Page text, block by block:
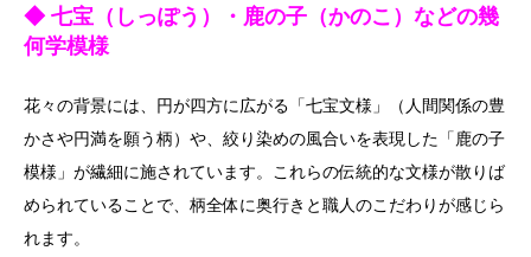
◆ 七宝（しっぽう）・鹿の子（かのこ）などの幾
何学模様
花々の背景には、円が四方に広がる「七宝文様」（人間関係の豊
かさや円満を願う柄）や、絞り染めの風合いを表現した「鹿の子
模様」が繊細に施されています。これらの伝統的な文様が散りば
められていることで、柄全体に奥行きと職人のこだわりが感じら
れます。